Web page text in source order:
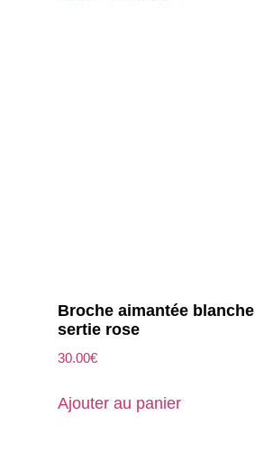
Broche aimantée blanche
sertie rose
30.00€
Ajouter au panier